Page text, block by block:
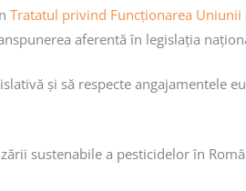
Tratatul privind Funcționarea Uniunii
aferentă în legislația
și să respecte
sustenabile a pesticidelor în